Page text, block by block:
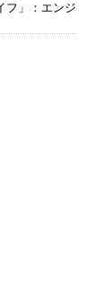
フ」：エンジ